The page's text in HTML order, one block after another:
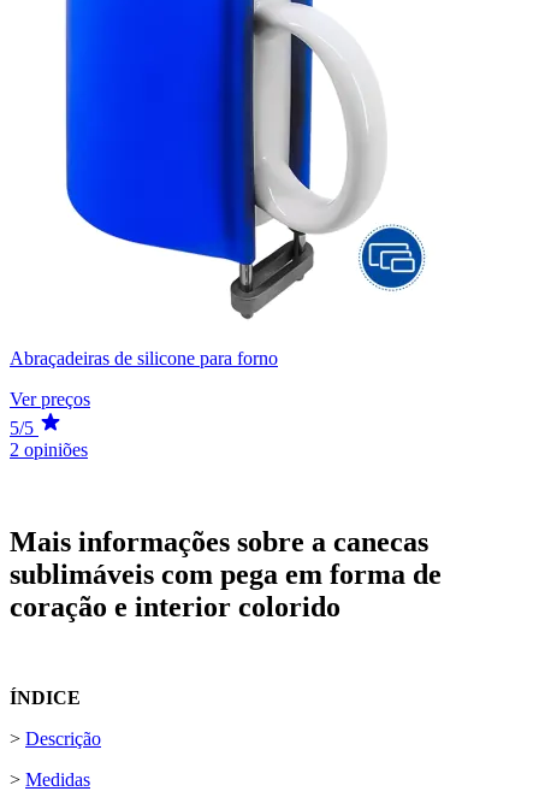
Abraçadeiras de silicone para forno
Ver preços
5/5
2 opiniões
Mais informações sobre a canecas
sublimáveis com pega em forma de
coração e interior colorido
ÍNDICE
> Descrição
> Medidas